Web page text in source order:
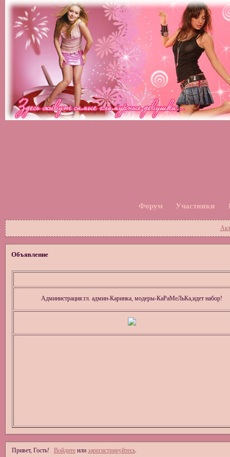
Форум Участники
Объявление
Администрация:гл. админ-Каринка, модеры-КаРаМеЛьКа,идет набор!
Привет, Гость! Войдитеили зарегистрируйтесь.